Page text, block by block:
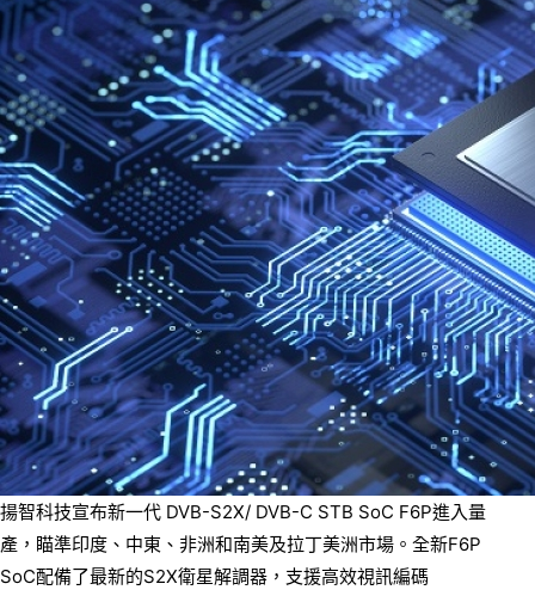
揚智科技宣布新一代 DVB-S2X/ DVB-C STB SoC F6P進入量
產，瞄準印度、中東、非洲和南美及拉丁美洲市場。全新F6P
SoC配備了最新的S2X衛星解調器，支援高效視訊編碼